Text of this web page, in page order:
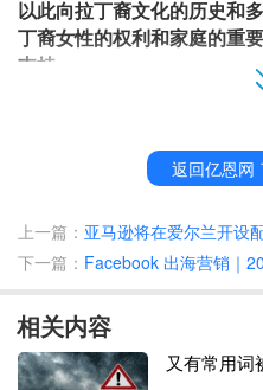
以此向拉丁裔文化的历史和
丁裔女性的权利和家庭的重
支持
Siete Foods、Rizos
ennial Lotería等新品牌，此
tellanos的精选服装。
零售商来说，认识拉丁裔并
创作者和企业家提供一个平
其中。
返回亿恩网
上一篇： 亚马逊将在爱尔兰开设
下一篇： Facebook 出海营销｜
相关内容
又有常用词